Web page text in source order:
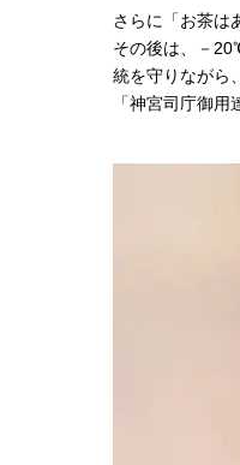
さらに「お茶は
その後は、－
統を守りながら
「神宮司庁御